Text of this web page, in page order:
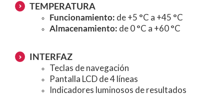
TEMPERATURA
Funcionamiento: de +5 °C a +45 °C
Almacenamiento: de 0 °C a +60 °C
INTERFAZ
Teclas de navegación
Pantalla LCD de 4 líneas
Indicadores luminosos de resultados